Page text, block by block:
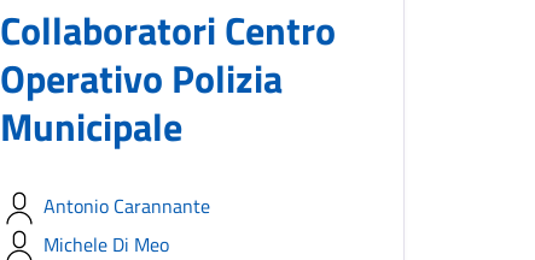
Collaboratori Centro
Operativo Polizia
Municipale
Antonio Carannante
Michele Di Meo